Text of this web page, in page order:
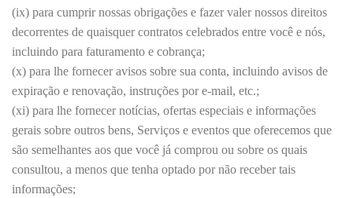
(ix) para cumprir nossas obrigações e fazer valer nossos direitos
decorrentes de quaisquer contratos celebrados entre você e nós,
incluindo para faturamento e cobrança;
(x) para lhe fornecer avisos sobre sua conta, incluindo avisos de
expiração e renovação, instruções por e-mail, etc.;
(xi) para lhe fornecer notícias, ofertas especiais e informações
gerais sobre outros bens, Serviços e eventos que oferecemos que
são semelhantes aos que você já comprou ou sobre os quais
consultou, a menos que tenha optado por não receber tais
informações;